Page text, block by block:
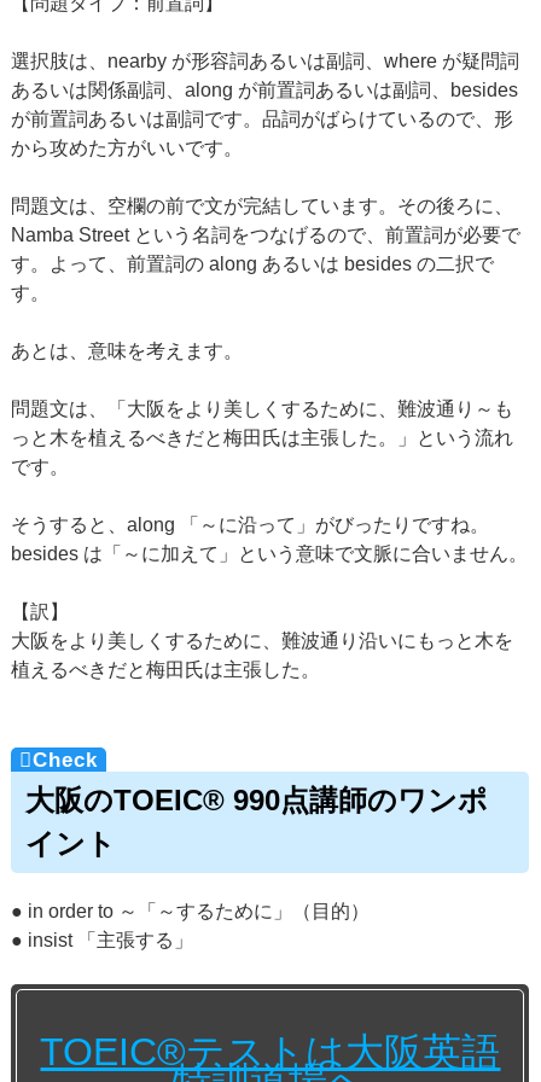
選択肢は、nearby が形容詞あるいは副詞、where が疑問詞
あるいは関係副詞、along が前置詞あるいは副詞、besides
が前置詞あるいは副詞です。品詞がばらけているので、形
から攻めた方がいいです。
問題文は、空欄の前で文が完結しています。その後ろに、
Namba Street という名詞をつなげるので、前置詞が必要で
す。よって、前置詞の along あるいは besides の二択で
す。
あとは、意味を考えます。
問題文は、「大阪をより美しくするために、難波通り～も
っと木を植えるべきだと梅田氏は主張した。」という流れ
です。
そうすると、along 「～に沿って」がびったりですね。
besides は「～に加えて」という意味で文脈に合いません。
【訳】
大阪をより美しくするために、難波通り沿いにもっと木を
植えるべきだと梅田氏は主張した。
大阪のTOEIC® 990点講師のワンポ
イント
● in order to ～「～するために」（目的）
● insist 「主張する」
TOEIC®テストは大阪英語